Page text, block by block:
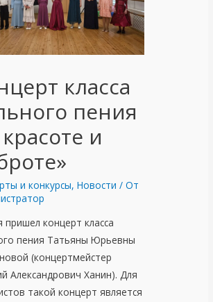
класса
пения
и
и конкурсы, Новости / От
пришел концерт класса
пения Татьяны Юрьевны
(концертмейстер
Александрович Ханин). Для
такой концерт является